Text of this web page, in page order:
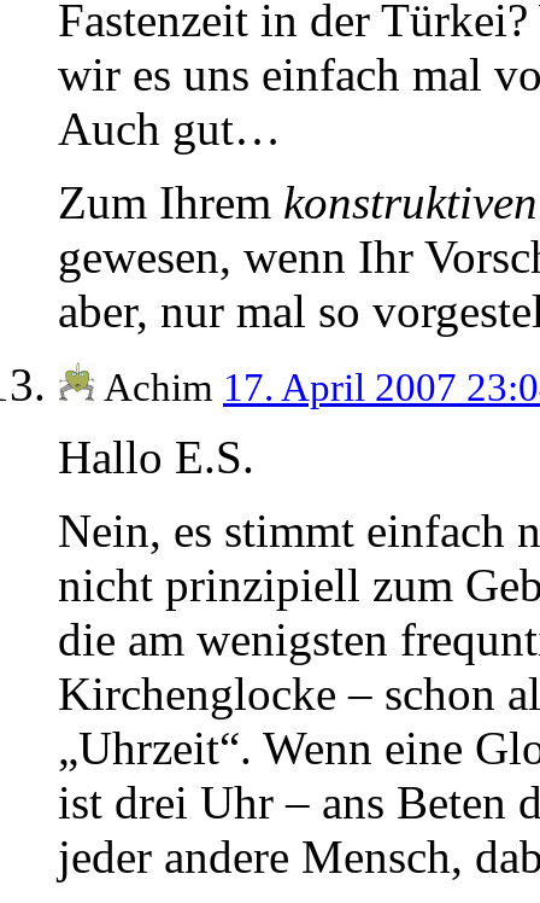
Fastenzeit in der
wir es uns einfach mal
Auch gut…
Zum Ihrem
gewesen, wenn Ihr
aber, nur mal so
Achim 17. April 2007
Hallo E.S.
Nein, es stimmt einfach
nicht prinzipiell zum
die am wenigsten
Kirchenglocke – schon
„Uhrzeit“. Wenn eine
ist drei Uhr – ans Beten
jeder andere Mensch,